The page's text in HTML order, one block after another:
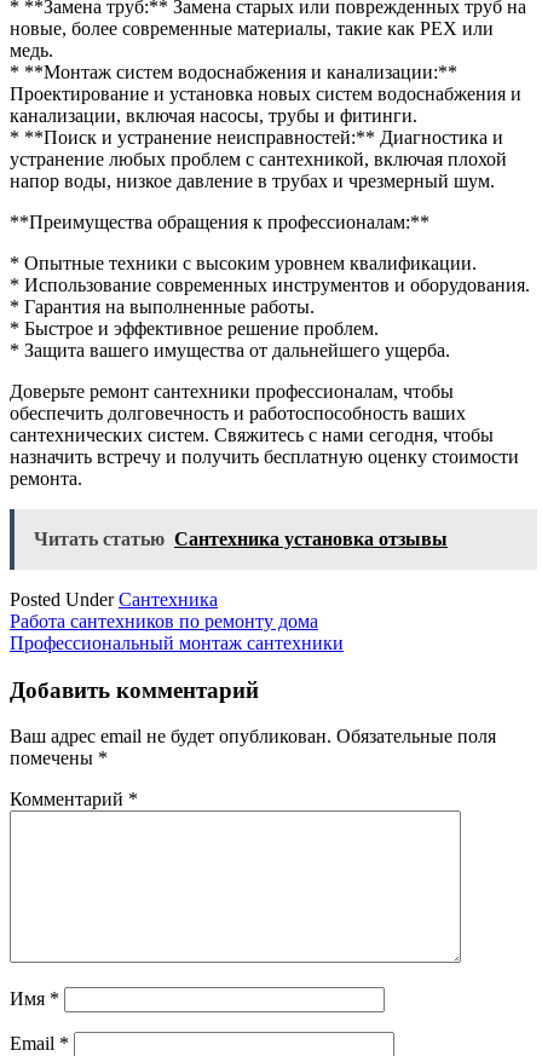
* **Замена труб:** Замена старых или поврежденных труб на
новые, более современные материалы, такие как PEX или
медь.
* **Монтаж систем водоснабжения и канализации:**
Проектирование и установка новых систем водоснабжения и
канализации, включая насосы, трубы и фитинги.
* **Поиск и устранение неисправностей:** Диагностика и
устранение любых проблем с сантехникой, включая плохой
напор воды, низкое давление в трубах и чрезмерный шум.
**Преимущества обращения к профессионалам:**
* Опытные техники с высоким уровнем квалификации.
* Использование современных инструментов и оборудования.
* Гарантия на выполненные работы.
* Быстрое и эффективное решение проблем.
* Защита вашего имущества от дальнейшего ущерба.
Доверьте ремонт сантехники профессионалам, чтобы
обеспечить долговечность и работоспособность ваших
сантехнических систем. Свяжитесь с нами сегодня, чтобы
назначить встречу и получить бесплатную оценку стоимости
ремонта.
Читать статью Сантехника установка отзывы
Posted UnderСантехника
Навигация
по
записям
Работа сантехников по ремонту дома
Профессиональный монтаж сантехники
Добавить комментарий
Ваш адрес email не будет опубликован. Обязательные поля
помечены *
Комментарий *
Имя *
Email *